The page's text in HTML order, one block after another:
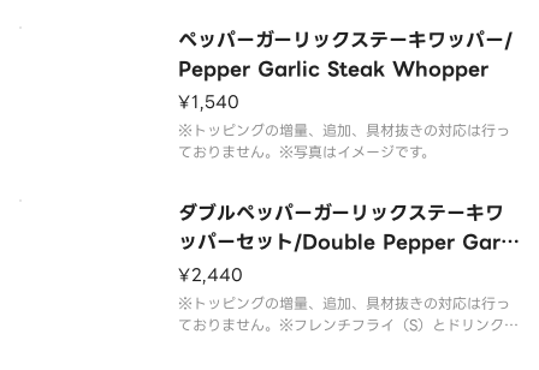
を防ぐため、フィルムには空気穴がございます。※
写真はイメージです。
ペッパーガーリックステーキワッパー/
Pepper Garlic Steak Whopper
¥1,540
※トッピングの増量、追加、具材抜きの対応は行っ
ておりません。※写真はイメージです。
ダブルペッパーガーリックステーキワ
ッパーセット/Double Pepper Garli
c Steak Whopper Set
¥2,440
※トッピングの増量、追加、具材抜きの対応は行っ
ておりません。※フレンチフライ（S）とドリンク